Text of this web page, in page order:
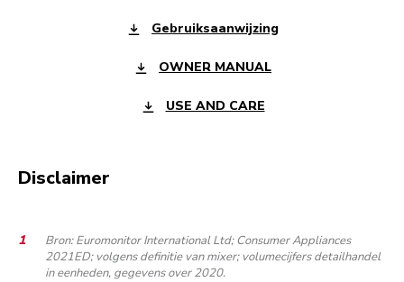
Gebruiksaanwijzing
OWNER MANUAL
USE AND CARE
Disclaimer
Bron: Euromonitor International Ltd; Consumer Appliances
2021ED; volgens definitie van mixer; volumecijfers detailhandel
in eenheden, gegevens over 2020.